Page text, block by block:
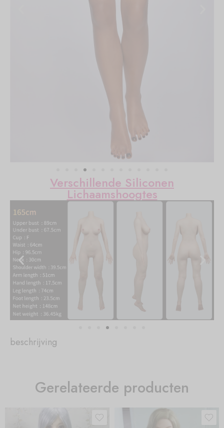
Verschillende Siliconen
Lichaamshoogtes
beschrijving
Gerelateerde producten